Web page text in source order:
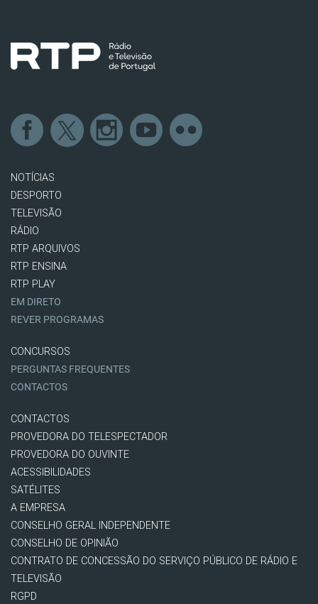
NOTÍCIAS
DESPORTO
TELEVISÃO
RÁDIO
RTP ARQUIVOS
RTP ENSINA
RTP PLAY
EM DIRETO
REVER PROGRAMAS
CONCURSOS
PERGUNTAS FREQUENTES
CONTACTOS
CONTACTOS
PROVEDORA DO TELESPECTADOR
PROVEDORA DO OUVINTE
ACESSIBILIDADES
SATÉLITES
A EMPRESA
CONSELHO GERAL INDEPENDENTE
CONSELHO DE OPINIÃO
CONTRATO DE CONCESSÃO DO SERVIÇO PÚBLICO DE RÁDIO E
TELEVISÃO
RGPD